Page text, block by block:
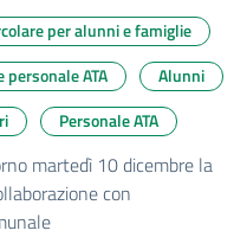
per alunni e famiglie
personale ATA
Alunni
Personale ATA
martedì 10 dicembre la
con